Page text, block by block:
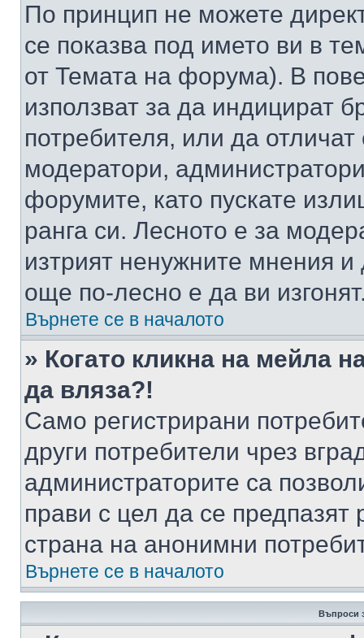
По принцип не можете
се показва под името ви в
от Темата на форума). В
използват за да индицират
потребителя, или да
модератори,
форумите, като пускате
ранга си. Лесното е за
изтрият ненужните мнения
още по-лесно е да ви
Върнете се в началото
» Когато кликна на мейла
да вляза?!
Само регистрирани
други потребители чрез
администраторите са
прави с цел да се предпазят
страна на анонимни
Върнете се в началото
Въпроси